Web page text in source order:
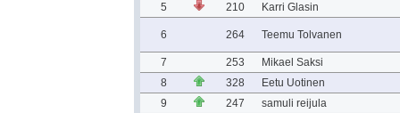
5
210 Karri Glasin
6 264 Teemu Tolvanen
7 253
Mikael Saksi
8
328
Eetu Uotinen
9
247
samuli reijula